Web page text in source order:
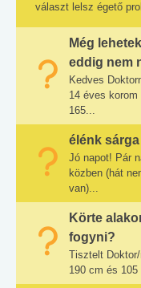
választ lelsz égető
Még
eddig nem
Kedves
14 éves
165...
élénk
Jó napot! Pár
közben (hát
van)...
Körte
fogyni?
Tisztelt
190 cm és